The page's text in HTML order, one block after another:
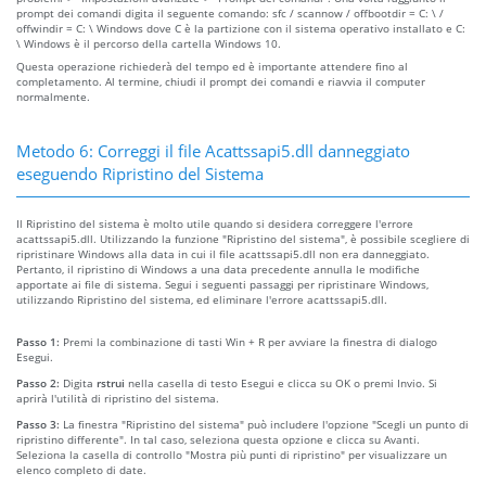
prompt dei comandi digita il seguente comando: sfc / scannow / offbootdir = C: \ /
offwindir = C: \ Windows dove C è la partizione con il sistema operativo installato e C:
\ Windows è il percorso della cartella Windows 10.
Questa operazione richiederà del tempo ed è importante attendere fino al
completamento. Al termine, chiudi il prompt dei comandi e riavvia il computer
normalmente.
Metodo 6: Correggi il file Acattssapi5.dll danneggiato
eseguendo Ripristino del Sistema
Il Ripristino del sistema è molto utile quando si desidera correggere l'errore
acattssapi5.dll. Utilizzando la funzione "Ripristino del sistema", è possibile scegliere di
ripristinare Windows alla data in cui il file acattssapi5.dll non era danneggiato.
Pertanto, il ripristino di Windows a una data precedente annulla le modifiche
apportate ai file di sistema. Segui i seguenti passaggi per ripristinare Windows,
utilizzando Ripristino del sistema, ed eliminare l'errore acattssapi5.dll.
Passo 1: Premi la combinazione di tasti Win + R per avviare la finestra di dialogo
Esegui.
Passo 2: Digita rstrui nella casella di testo Esegui e clicca su OK o premi Invio. Si
aprirà l'utilità di ripristino del sistema.
Passo 3: La finestra "Ripristino del sistema" può includere l'opzione "Scegli un punto di
ripristino differente". In tal caso, seleziona questa opzione e clicca su Avanti.
Seleziona la casella di controllo "Mostra più punti di ripristino" per visualizzare un
elenco completo di date.